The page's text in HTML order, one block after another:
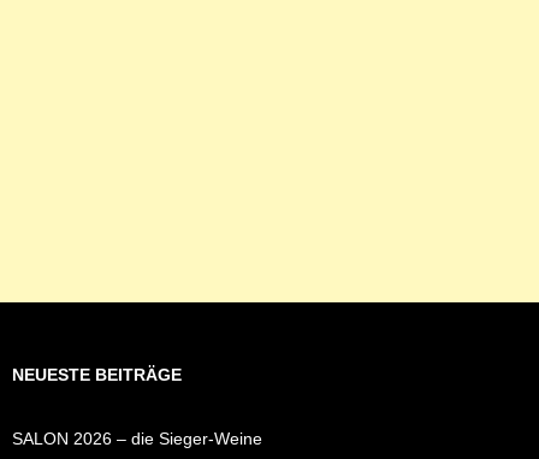
NEUESTE BEITRÄGE
SALON 2026 – die Sieger-Weine